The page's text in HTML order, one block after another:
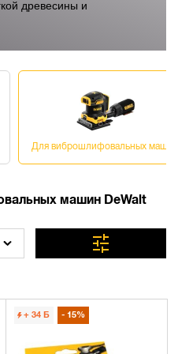
древесины и
Для виброшлифовальных машин
машин DeWalt
+ 34 Б 15%